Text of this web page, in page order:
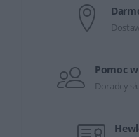
Pomoc
Doradcy